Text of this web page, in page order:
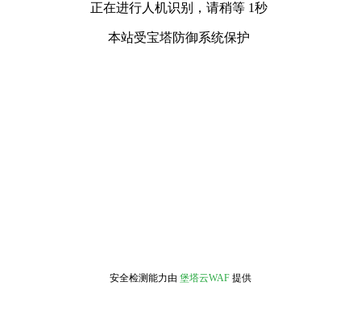
正在进行人机识别，请稍等 1秒
本站受宝塔防御系统保护
安全检测能力由 堡塔云WAF 提供